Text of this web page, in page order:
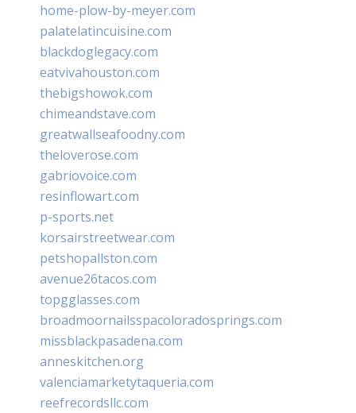
home-plow-by-meyer.com
palatelatincuisine.com
blackdoglegacy.com
eatvivahouston.com
thebigshowok.com
chimeandstave.com
greatwallseafoodny.com
theloverose.com
gabriovoice.com
resinflowart.com
p-sports.net
korsairstreetwear.com
petshopallston.com
avenue26tacos.com
topgglasses.com
broadmoornailsspacoloradosprings.com
missblackpasadena.com
anneskitchen.org
valenciamarketytaqueria.com
reefrecordsllc.com